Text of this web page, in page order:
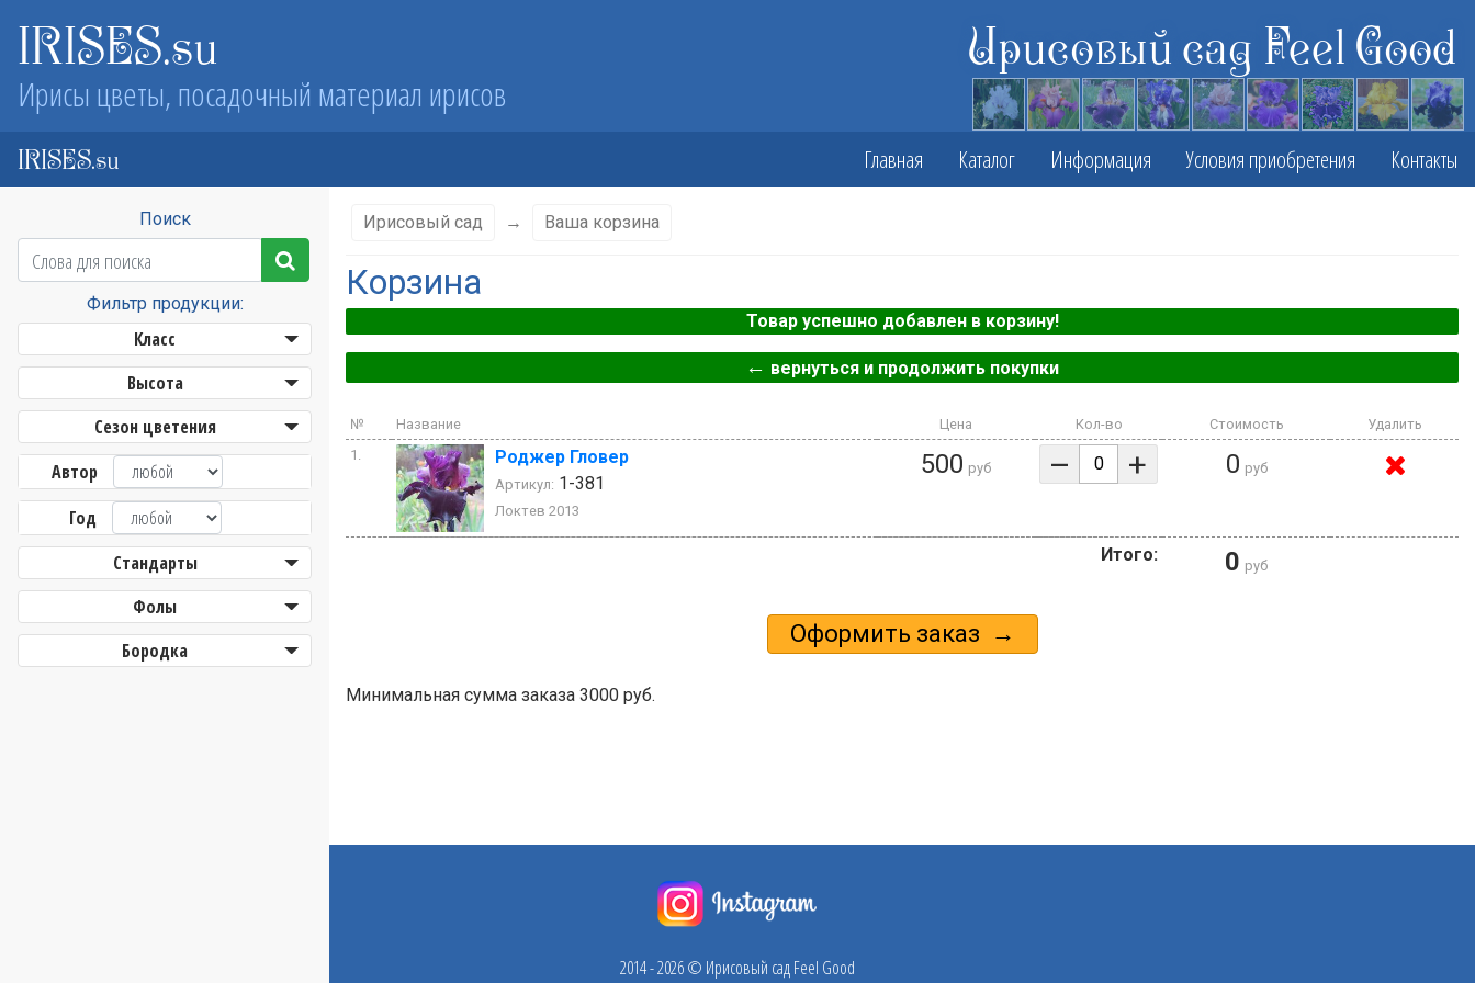
IRISES.su Ирисовый сад Feel Good
Ирисы цветы, посадочный материал ирисов
IRISES.su Главная Каталог Информация Условия приобретения Контакты
Поиск
Фильтр продукции:
Класс
Высота
Сезон цветения
Автор
Год
Стандарты
Фолы
Бородка
Ирисовый сад → Ваша корзина
Корзина
Товар успешно добавлен в корзину!
← вернуться и продолжить покупки
№ Название Цена Кол-во Стоимость
Удалить
1.
Роджер Гловер
Артикул: 1-381
Локтев 2013
500 руб – + 0 руб
Итого: 0 руб
Минимальная сумма заказа 3000 руб.
2014 - 2026 © Ирисовый сад Feel Good